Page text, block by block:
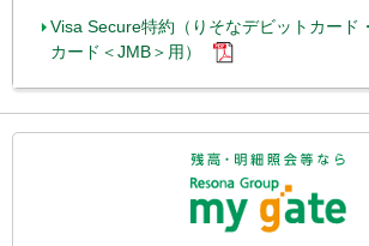
Visa Secure特約（りそなデビットカード
カード＜JMB＞用）